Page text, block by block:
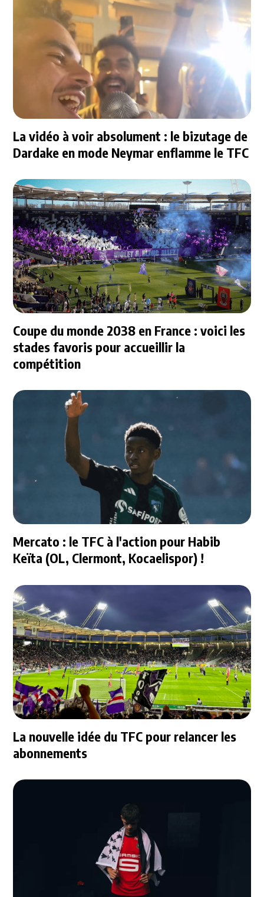
La vidéo à voir absolument : le bizutage de
Dardake en mode Neymar enflamme le TFC
Coupe du monde 2038 en France : voici les
stades favoris pour accueillir la
compétition
Mercato : le TFC à l'action pour Habib
Keïta (OL, Clermont, Kocaelispor) !
La nouvelle idée du TFC pour relancer les
abonnements